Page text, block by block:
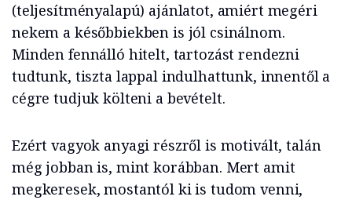
(teljesítményalapú) ajánlatot, amiért megéri
nekem a későbbiekben is jól csinálnom.
Minden fennálló hitelt, tartozást rendezni
tudtunk, tiszta lappal indulhattunk, innentől a
cégre tudjuk költeni a bevételt.
Ezért vagyok anyagi részről is motivált, talán
még jobban is, mint korábban. Mert amit
megkeresek, mostantól ki is tudom venni,